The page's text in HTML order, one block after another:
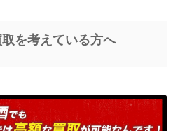
を考えている方へ